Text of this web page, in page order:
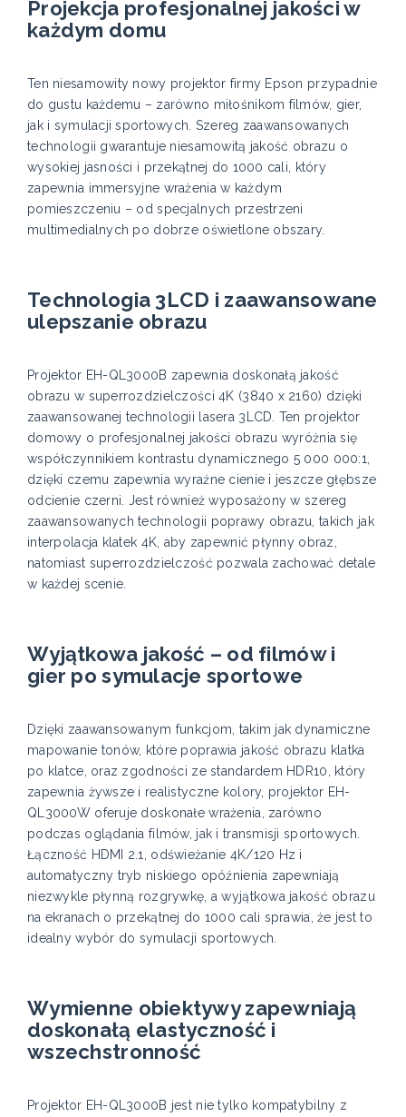
Projekcja profesjonalnej jakości w
każdym domu
Ten niesamowity nowy projektor firmy Epson przypadnie
do gustu każdemu – zarówno miłośnikom filmów, gier,
jak i symulacji sportowych. Szereg zaawansowanych
technologii gwarantuje niesamowitą jakość obrazu o
wysokiej jasności i przekątnej do 1000 cali, który
zapewnia immersyjne wrażenia w każdym
pomieszczeniu – od specjalnych przestrzeni
multimedialnych po dobrze oświetlone obszary.
Technologia 3LCD i zaawansowane
ulepszanie obrazu
Projektor EH-QL3000B zapewnia doskonałą jakość
obrazu w superrozdzielczości 4K (3840 x 2160) dzięki
zaawansowanej technologii lasera 3LCD. Ten projektor
domowy o profesjonalnej jakości obrazu wyróżnia się
współczynnikiem kontrastu dynamicznego 5 000 000:1,
dzięki czemu zapewnia wyraźne cienie i jeszcze głębsze
odcienie czerni. Jest również wyposażony w szereg
zaawansowanych technologii poprawy obrazu, takich jak
interpolacja klatek 4K, aby zapewnić płynny obraz,
natomiast superrozdzielczość pozwala zachować detale
w każdej scenie.
Wyjątkowa jakość – od filmów i
gier po symulacje sportowe
Dzięki zaawansowanym funkcjom, takim jak dynamiczne
mapowanie tonów, które poprawia jakość obrazu klatka
po klatce, oraz zgodności ze standardem HDR10, który
zapewnia żywsze i realistyczne kolory, projektor EH-
QL3000W oferuje doskonałe wrażenia, zarówno
podczas oglądania filmów, jak i transmisji sportowych.
Łączność HDMI 2.1, odświeżanie 4K/120 Hz i
automatyczny tryb niskiego opóźnienia zapewniają
niezwykle płynną rozgrywkę, a wyjątkowa jakość obrazu
na ekranach o przekątnej do 1000 cali sprawia, że jest to
idealny wybór do symulacji sportowych.
Wymienne obiektywy zapewniają
doskonałą elastyczność i
wszechstronność
Projektor EH-QL3000B jest nie tylko kompatybilny z